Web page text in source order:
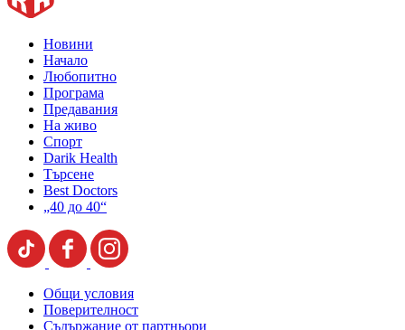
Новини
Начало
Любопитно
Програма
Предавания
На живо
Спорт
Darik Health
Търсене
Best Doctors
„40 до 40“
Общи условия
Поверителност
Съдържание от партньори